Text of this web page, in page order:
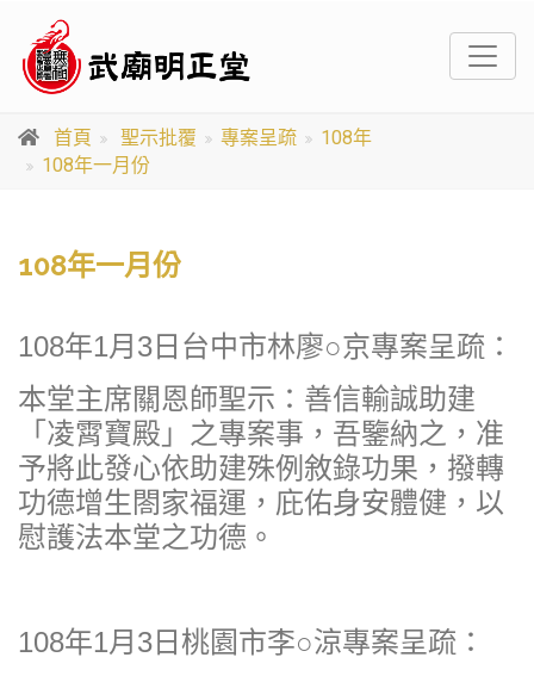
首頁 聖示批覆 專案呈疏
108年
108年一月份
108年一月份
108年1月3日台中市林廖○京專案呈疏：
本堂主席關恩師聖示：善信輸誠助建
「凌霄寶殿」之專案事，吾鑒納之，准
予將此發心依助建殊例敘錄功果，撥轉
功德增生閤家福運，庇佑身安體健，以
慰護法本堂之功德。
108年1月3日桃園市李○涼專案呈疏：